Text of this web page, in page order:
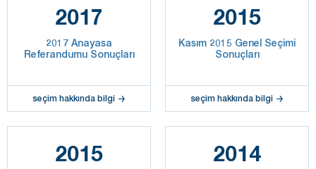
2017
2017 Anayasa
Referandumu Sonuçları
seçim hakkında bilgi
2015
Kasım 2015 Genel Seçimi
Sonuçları
seçim hakkında bilgi
2015 2014